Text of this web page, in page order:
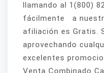
llamando al 1(800)
fácilmente a
afiliación es Gratis.
aprovechando
excelentes
Venta Combinado